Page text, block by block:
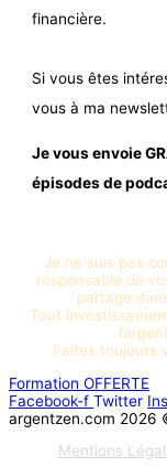
financière.
Si vous êtes
vous à ma
Je vous envoie
épisodes de
Je ne suis pas
responsable de
partage
Tout
Faites toujours
Formation OFFERTE
Facebook-f Twitter
argentzen.com 2026
Mentions